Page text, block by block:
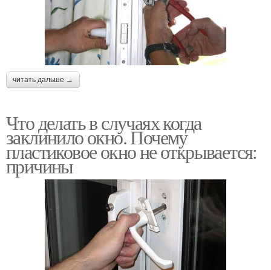
читать дальше →
Что делать в случаях когда
заклинило окно. Почему
пластиковое окно не открывается:
причины